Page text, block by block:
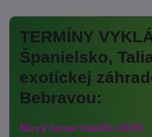
TERMÍNY
Španielsko,
exotickej
Bebravou:
Nový tovar rastlín 2026: